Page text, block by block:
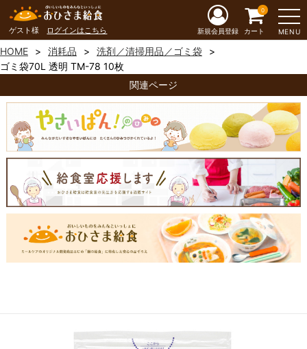
ゲスト様 ログインはこちら MENU
新規会員登録 カート
0
HOME 消耗品
洗剤／清掃用品／ゴミ袋
ゴミ袋70L 透明 TM-78 10枚
関連ページ